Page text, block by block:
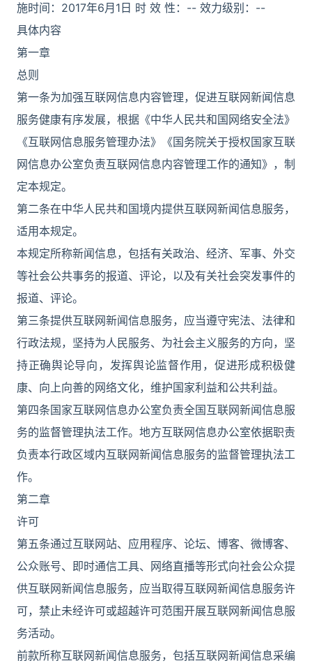
施时间：2017年6月1日 时 效 性：-- 效力级别：--
具体内容
第一章
总则
第一条为加强互联网信息内容管理，促进互联网新闻信息
服务健康有序发展，根据《中华人民共和国网络安全法》
《互联网信息服务管理办法》《国务院关于授权国家互联
网信息办公室负责互联网信息内容管理工作的通知》，制
定本规定。
第二条在中华人民共和国境内提供互联网新闻信息服务，
适用本规定。
本规定所称新闻信息，包括有关政治、经济、军事、外交
等社会公共事务的报道、评论，以及有关社会突发事件的
报道、评论。
第三条提供互联网新闻信息服务，应当遵守宪法、法律和
行政法规，坚持为人民服务、为社会主义服务的方向，坚
持正确舆论导向，发挥舆论监督作用，促进形成积极健
康、向上向善的网络文化，维护国家利益和公共利益。
第四条国家互联网信息办公室负责全国互联网新闻信息服
务的监督管理执法工作。地方互联网信息办公室依据职责
负责本行政区域内互联网新闻信息服务的监督管理执法工
作。
第二章
许可
第五条通过互联网站、应用程序、论坛、博客、微博客、
公众账号、即时通信工具、网络直播等形式向社会公众提
供互联网新闻信息服务，应当取得互联网新闻信息服务许
可，禁止未经许可或超越许可范围开展互联网新闻信息服
务活动。
前款所称互联网新闻信息服务，包括互联网新闻信息采编